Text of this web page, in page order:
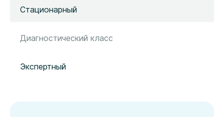
Стационарный
Диагностический класс
Экспертный